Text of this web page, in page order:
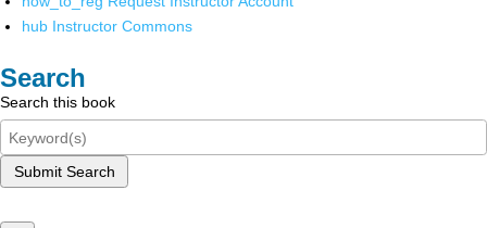
hub Instructor Commons
Search
Search this book
Submit Search